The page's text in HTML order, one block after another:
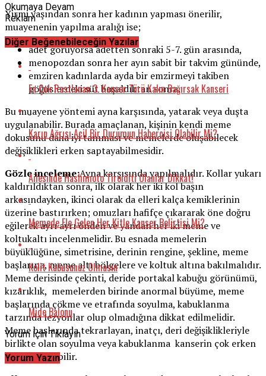
Yirmi yaşından sonra her kadının yapması önerilir,
muayenenin yapılma aralığı ise;
adet görüyorsa adetten sonraki 5-7. gün arasında,
menopozdan sonra her ayın sabit bir takvim gününde,
emziren kadınlarda ayda bir emzirmeyi takiben
göğüslerdeki süt boşaldıktan sonra.
Bu muayene yöntemi ayna karşısında, yatarak veya duşta
uygulanabilir. Burada amaçlanan, kişinin kendi meme
dokusunu daha iyi tanıması ve memelerde oluşabilecek
değişiklikleri erken saptayabilmesidir.
Gözle inceleme:Ayna karşısında yapılmalıdır. Kollar yukarı
kaldırıldıktan sonra, ilk olarak her iki kol başın
arkasındayken, ikinci olarak da elleri kalça kemiklerinin
üzerine bastırırken; omuzları hafifçe çıkararak öne doğru
eğilerek ayrı ayrı önden ve yandan her iki meme ve
koltukaltı incelenmelidir. Bu esnada memelerin
büyüklüğüne, simetrisine, derinin rengine, şekline, meme
başlarına, meme altı bölgelere ve koltuk altına bakılmalıdır.
Meme derisinde çekinti, deride portakal kabuğu görünümü,
kızarıklık, memelerden birinde anormal büyüme, meme
başlarında çökme ve etrafında soyulma, kabuklanma
tarzında lezyonlar olup olmadığına dikkat edilmelidir.
Meme başlarında tekrarlayan, inatçı, deri değişiklikleriyle
birlikte olan soyulma veya kabuklanma kanserin çok erken
habercisi olabilir.
Okumaya Devam
Reklam
Diğer Beğenebileceğin Yazılar
En Çok Rastlanan 3. Kanser Türü Kalın Bağırsak Kanseri
Karın Ağrısı Acil Bir Durumun Habercisi Olabilir Mi?
Ailesinde Hashimoto Tiroiditi Olanlar Dikkat!
Memede Ele Gelen Her Kitle Kanser Belirtisi Mi?
Kolit Kabusunuz Olmasın
Mide Balonu
Yorum İçin Tıklayın
Yorum Yazın